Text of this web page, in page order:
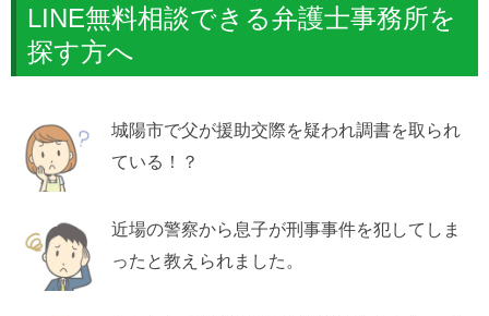
LINE無料相談できる弁護士事務所を
探す方へ
城陽市で父が援助交際を疑われ調書を取られ
ている！？
近場の警察から息子が刑事事件を犯してしま
ったと教えられました。